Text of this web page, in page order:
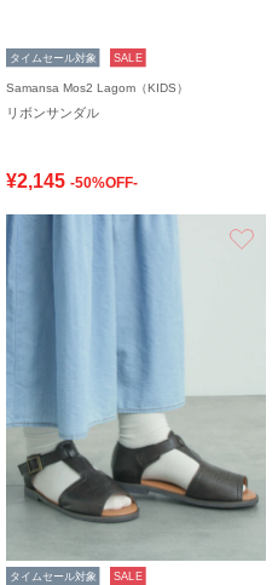
タイムセール対象 SALE
Samansa Mos2 Lagom（KIDS）
リボンサンダル
¥2,145 -50%OFF-
タイムセール対象 SALE